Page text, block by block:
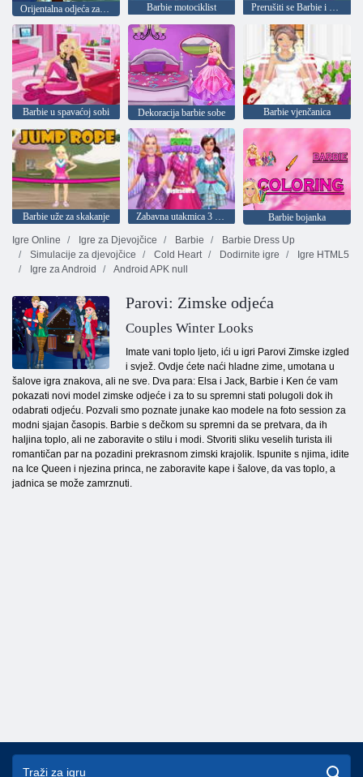
Barbie motociklist Prerušiti se Barbie i ponija
Barbie u spavaćoj sobi Dekoracija barbie sobe Barbie vjenčanica
Barbie uže za skakanje Zabavna utakmica 3 Barbie
Barbie bojanka
Igre Online
Igre za Djevojčice Barbie
Barbie Dress Up
Simulacije za djevojčice
Cold Heart Dodirnite igre
Igre HTML5
Igre za Android
Android APK null
Parovi: Zimske odjeća
Couples Winter Looks
Imate vani toplo ljeto, ići u igri Parovi Zimske izgled
i svjež. Ovdje ćete naći hladne zime, umotana u
šalove igra znakova, ali ne sve. Dva para: Elsa i Jack, Barbie i Ken će vam
pokazati novi model zimske odjeće i za to su spremni stati polugoli dok ih
odabrati odjeću. Pozvali smo poznate junake kao modele na foto session za
modni sjajan časopis. Barbie s dečkom su spremni da se pretvara, da ih
haljina toplo, ali ne zaboravite o stilu i modi. Stvoriti sliku veselih turista ili
romantičan par na pozadini prekrasnom zimski krajolik. Ispunite s njima, idite
na Ice Queen i njezina princa, ne zaboravite kape i šalove, da vas toplo, a
jadnica se može zamrznuti.